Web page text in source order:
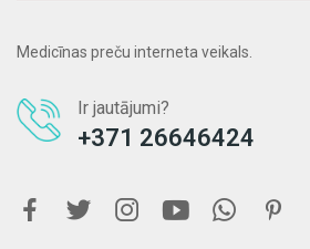
Medicīnas preču interneta veikals.
Ir jautājumi?
+371 26646424